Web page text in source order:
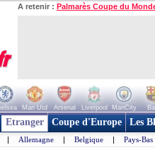
A retenir : Palmarès Coupe du
Man Utd Arsenal Liverpool ManCity
Etranger Coupe d'Europe Les
| Allemagne | Belgique | Pays-Bas